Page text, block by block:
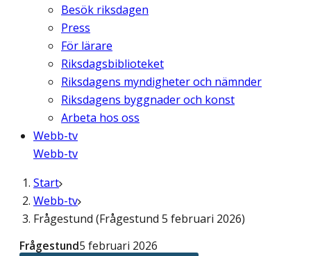
Besök riksdagen
Press
För lärare
Riksdagsbiblioteket
Riksdagens myndigheter och nämnder
Riksdagens byggnader och konst
Arbeta hos oss
Webb-tv
Webb-tv
Start
Webb-tv
Frågestund (Frågestund 5 februari 2026)
Frågestund5 februari 2026